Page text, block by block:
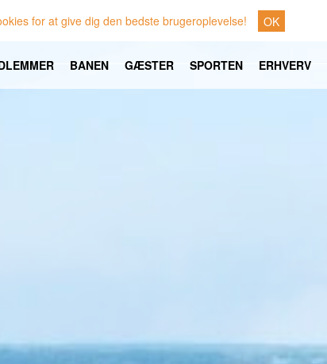
for at give dig den bedste brugeroplevelse! OK
BANEN GÆSTER SPORTEN ERHVERV